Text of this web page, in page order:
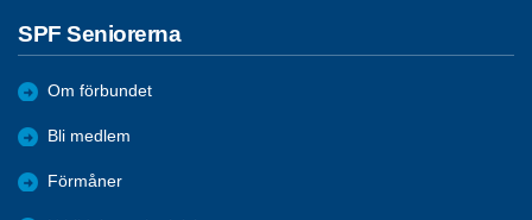
SPF Seniorerna
Om förbundet
Bli medlem
Förmåner